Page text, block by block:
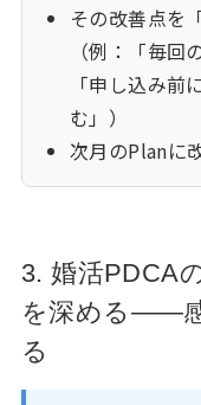
その改善点を
（例：「毎回
「申し込み
む」）
次月のPlanに
3. 婚活PDCA
を深める——
る